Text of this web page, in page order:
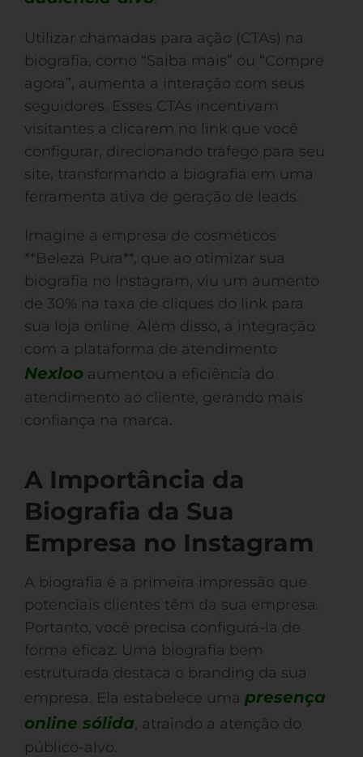
Utilizar chamadas para ação (CTAs) na
biografia, como “Saiba mais” ou “Compre
agora”, aumenta a interação com seus
seguidores. Esses CTAs incentivam
visitantes a clicarem no link que você
configurar, direcionando tráfego para seu
site, transformando a biografia em uma
ferramenta ativa de geração de leads.
Imagine a empresa de cosméticos
**Beleza Pura**, que ao otimizar sua
biografia no Instagram, viu um aumento
de 30% na taxa de cliques do link para
sua loja online. Além disso, a integração
com a plataforma de atendimento
Nexloo aumentou a eficiência do
atendimento ao cliente, gerando mais
confiança na marca.
A Importância da
Biografia da Sua
Empresa no Instagram
A biografia é a primeira impressão que
potenciais clientes têm da sua empresa.
Portanto, você precisa configurá-la de
forma eficaz. Uma biografia bem
estruturada destaca o branding da sua
empresa. Ela estabelece uma presença
online sólida, atraindo a atenção do
público-alvo.